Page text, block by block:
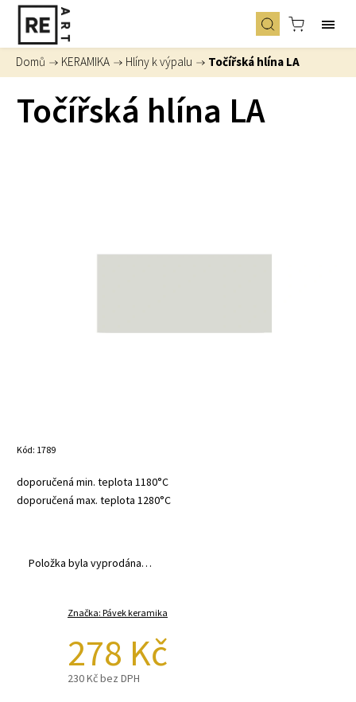
Domů / KERAMIKA / Hlíny k výpalu / Točířská hlína LA
Točířská hlína LA
Kód: 1789
doporučená min. teplota 1180°C
doporučená max. teplota 1280°C
Položka byla vyprodána…
Značka: Pávek keramika
278 Kč
230 Kč bez DPH